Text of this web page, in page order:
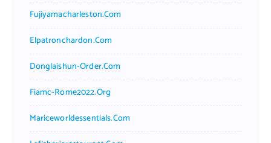
Fujiyamacharleston.com
Elpatronchardon.com
Donglaishun-Order.com
Fiamc-Rome2022.org
Mariceworldessentials.com